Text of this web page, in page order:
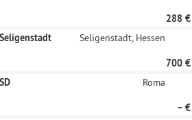
288 €
Seligenstadt, Hessen
700 €
Roma
– €